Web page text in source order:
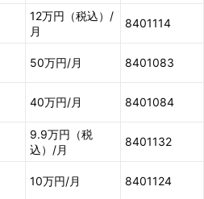
12万円（税込）/
月
8401114
50万円/月 8401083
40万円/月 8401084
9.9万円（税
込）/月
8401132
10万円/月 8401124